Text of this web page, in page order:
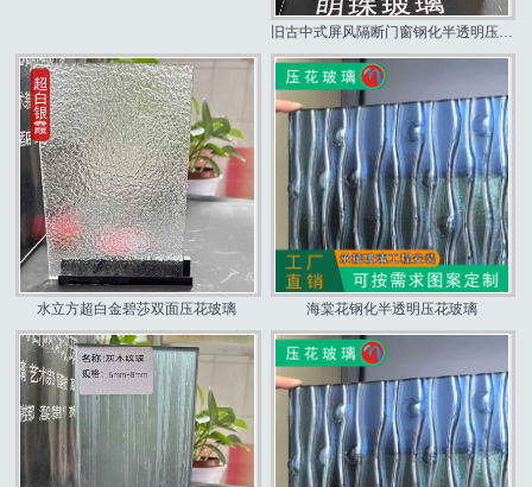
旧古中式屏风隔断门窗钢化半透明压花玻璃
水立方超白金碧莎双面压花玻璃 海棠花钢化半透明压花玻璃